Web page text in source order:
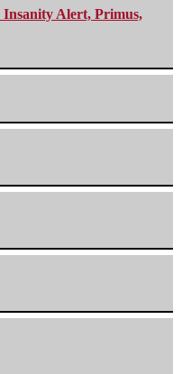
Insanity Alert, Primus,